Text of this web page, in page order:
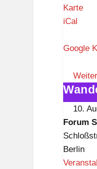
KarteF
u
S
t
e
iCal
Google
„600
10.
Forum
Berlin